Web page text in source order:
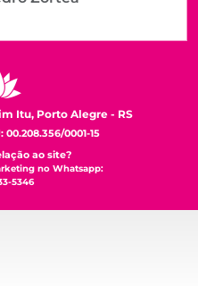
Itu, Porto Alegre - RS
00.208.356/0001-15
ao site?
no Whatsapp:
5346